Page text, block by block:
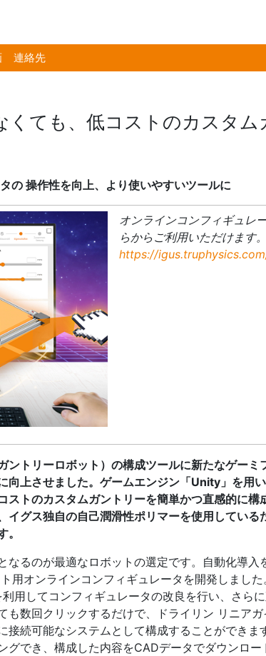
連絡先
ても、低コストのカスタム
の 操作性を向上、より使いやすいツールに
オンラインコンフィギュレ
らからご利用いただけます。
https://
ントリーロボット）の構成ツールに新たなゲーミ
向上させました。ゲームエンジン「Unity」を用
ストのカスタムガントリーを簡単かつ直感的に構
イグス独自の自己潤滑性ポリマーを使用している
なるのが最適なロボットの選定です。自動化導入
用オンラインコンフィギュレータを開発しました
用してコンフィギュレータの改良を行い、さら
も数回クリックするだけで、ドライリン リニア
接続可能なシステムとして構成することができま
グでき、構成した内容をCADデータでダウンロー